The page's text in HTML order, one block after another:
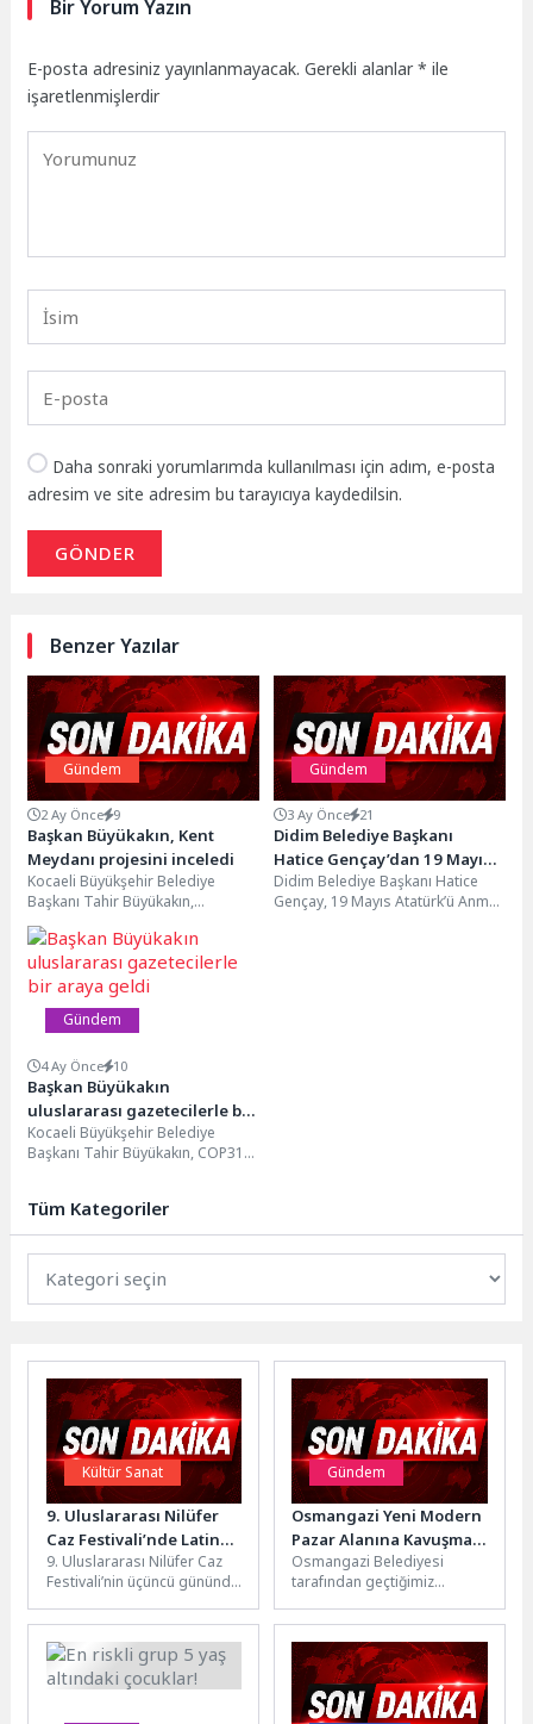
Bir Yorum Yazın
E-posta adresiniz yayınlanmayacak. Gerekli alanlar* ile
işaretlenmişlerdir
Daha sonraki yorumlarımda kullanılması için adım, e-posta
adresim ve site adresim bu tarayıcıya kaydedilsin.
GÖNDER
Benzer Yazılar
Gündem
2 Ay Önce 9
Başkan Büyükakın, Kent
Meydanı projesini inceledi
Kocaeli Büyükşehir Belediye
Başkanı Tahir Büyükakın,
Dilovası’na estetik ve modern bir
kimlik kazandırmak amacıyla
hayata...
Gündem
3 Ay Önce 21
Didim Belediye Başkanı
Hatice Gençay’dan 19 Mayıs
Mesajı
Didim Belediye Başkanı Hatice
Gençay, 19 Mayıs Atatürk’ü Anma,
Gündem
4 Ay Önce 10
Başkan Büyükakın
uluslararası gazetecilerle bir
araya geldi
Kocaeli Büyükşehir Belediye
Başkanı Tahir Büyükakın, COP31
kapsamında...
Tüm Kategoriler
Kültür Sanat
9. Uluslararası Nilüfer
Caz Festivali’nde Latin
rüzgarı
9. Uluslararası Nilüfer Caz
Festivali’nin üçüncü gününde
orkestrası, Latin ve...
Gündem
Osmangazi Yeni Modern
Pazar Alanına Kavuşmak
için Gün Sayıyor
Osmangazi Belediyesi
tarafından geçtiğimiz
yapımında sona gelinen
Demirtaş Sakarya Mahallesi
Kapalı...